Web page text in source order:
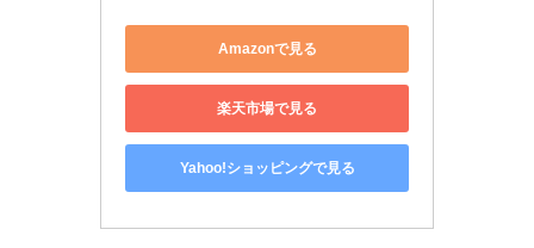
Amazonで見る
楽天市場で見る
Yahoo!ショッピングで見る